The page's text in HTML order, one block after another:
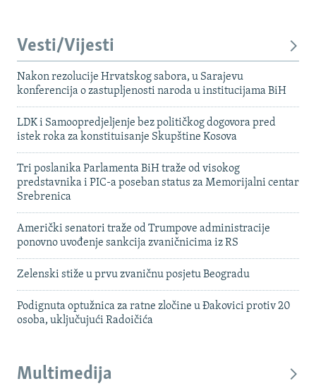
Vesti/Vijesti
Nakon rezolucije Hrvatskog sabora, u Sarajevu
konferencija o zastupljenosti naroda u institucijama BiH
LDK i Samoopredjeljenje bez političkog dogovora pred
istek roka za konstituisanje Skupštine Kosova
Tri poslanika Parlamenta BiH traže od visokog
predstavnika i PIC-a poseban status za Memorijalni centar
Srebrenica
Američki senatori traže od Trumpove administracije
ponovno uvođenje sankcija zvaničnicima iz RS
Zelenski stiže u prvu zvaničnu posjetu Beogradu
Podignuta optužnica za ratne zločine u Đakovici protiv 20
osoba, uključujući Radoičića
Multimedija